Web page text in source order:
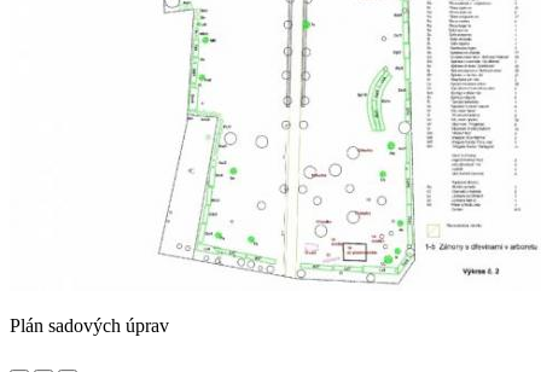
Plán sadových úprav